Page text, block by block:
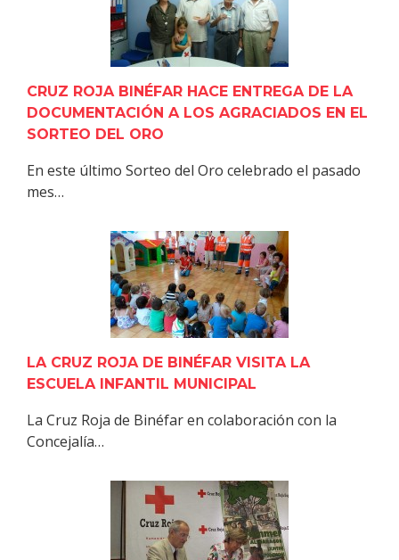
CRUZ ROJA BINÉFAR HACE ENTREGA DE LA
DOCUMENTACIÓN A LOS AGRACIADOS EN EL
SORTEO DEL ORO
En este último Sorteo del Oro celebrado el pasado
mes…
LA CRUZ ROJA DE BINÉFAR VISITA LA
ESCUELA INFANTIL MUNICIPAL
La Cruz Roja de Binéfar en colaboración con la
Concejalía…